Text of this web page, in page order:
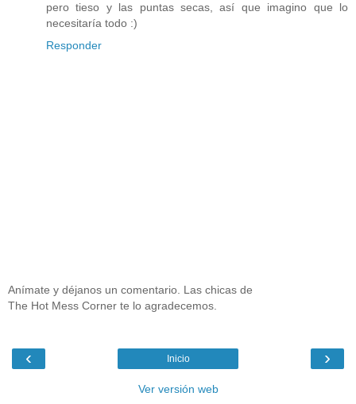
pero tieso y las puntas secas, así que imagino que lo
necesitaría todo :)
Responder
Anímate y déjanos un comentario. Las chicas de
The Hot Mess Corner te lo agradecemos.
‹ ›
Inicio
Ver versión web